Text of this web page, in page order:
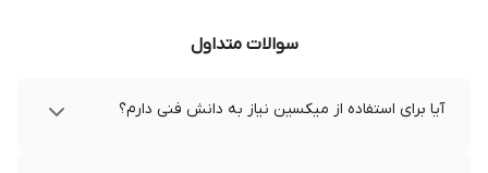
سوالات متداول
آیا برای استفاده از میکسین نیاز به دانش فنی دارم؟